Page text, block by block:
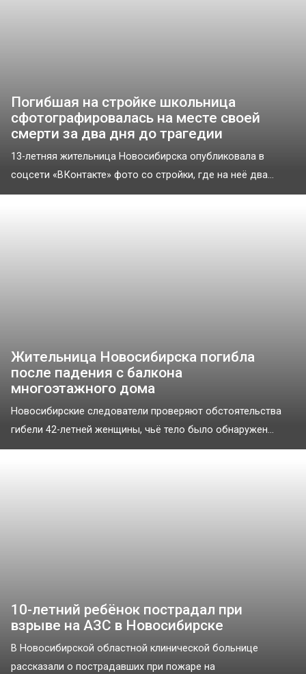
Погибшая на стройке школьница
сфотографировалась на месте своей
смерти за два дня до трагедии
13-летняя жительница Новосибирска опубликовала в
соцсети «ВКонтакте» фото со стройки, где на неё два...
Жительница Новосибирска погибла
после падения с балкона
многоэтажного дома
Новосибирские следователи проверяют обстоятельства
гибели 42-летней женщины, чьё тело было обнаружен...
10-летний ребёнок пострадал при
взрыве на АЗС в Новосибирске
В Новосибирской областной клинической больнице
рассказали о пострадавших при пожаре на